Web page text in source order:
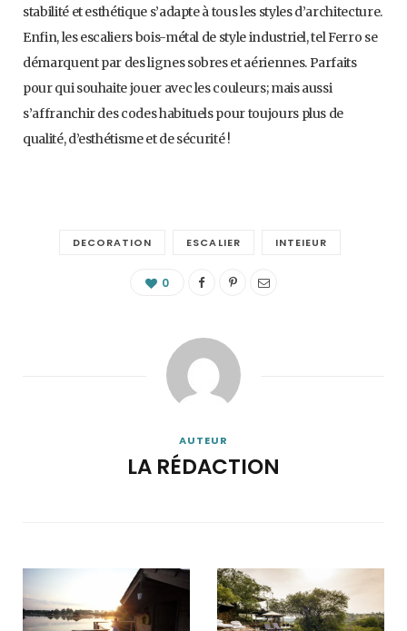
stabilité et esthétique s’adapte à tous les styles d’architecture.
Enfin, les escaliers bois-métal de style industriel, tel Ferro se
démarquent par des lignes sobres et aériennes. Parfaits
pour qui souhaite jouer avec les couleurs; mais aussi
s’affranchir des codes habituels pour toujours plus de
qualité, d’esthétisme et de sécurité !
DECORATION ESCALIER INTEIEUR
0
AUTEUR
LA RÉDACTION